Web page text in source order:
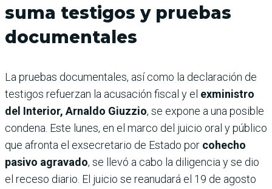
suma testigos y pruebas
documentales
La pruebas documentales, así como la declaración de
testigos refuerzan la acusación fiscal y el exministro
del Interior, Arnaldo Giuzzio, se expone a una posible
condena. Este lunes, en el marco del juicio oral y público
que afronta el exsecretario de Estado por cohecho
pasivo agravado, se llevó a cabo la diligencia y se dio
el receso diario. El juicio se reanudará el 19 de agosto